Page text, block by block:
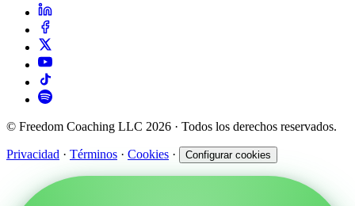
© Freedom Coaching LLC 2026 · Todos los derechos reservados.
Privacidad · Términos · Cookies · Configurar cookies